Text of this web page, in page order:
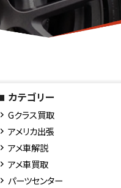
カテゴリー
Gクラス買取
アメリカ出張
アメ車解説
アメ車買取
パーツセンター